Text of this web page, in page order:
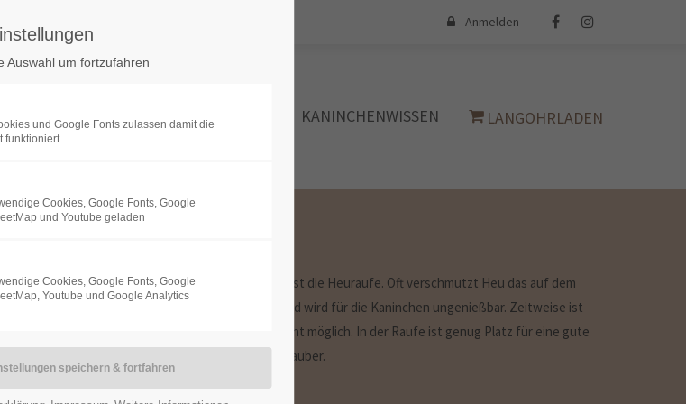
leider nicht.
Anmelden
LANGOHREN KANINCHENWISSEN LANGOHRLADEN
Unentbehrlich für jedes Kaninchen ist die Heuraufe. Oft verschmutzt Heu das auf dem
Boden liegt innerhalb kurzer Zeit und wird für die Kaninchen ungenießbar. Zeitweise ist
dann ggf. die Aufnahme von Heu nicht möglich. In der Raufe ist genug Platz für eine gute
Tagesration und das Heu ist stets sauber.
€6,00
Auswahl um fortzufahren
und Google Fonts zulassen damit die
funktioniert
Cookies, Google Fonts, Google
und Youtube geladen
Cookies, Google Fonts, Google
Youtube und Google Analytics